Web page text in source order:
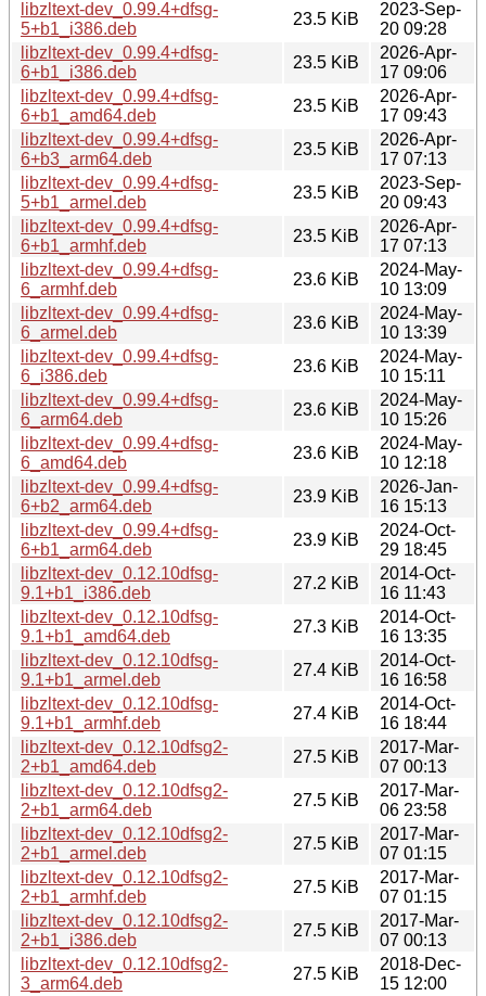
libzltext-dev_0.99.4+dfsg-
5+b1_i386.deb
23.5 KiB
2023-Sep-
20 09:28
libzltext-dev_0.99.4+dfsg-
6+b1_i386.deb
23.5 KiB
2026-Apr-
17 09:06
libzltext-dev_0.99.4+dfsg-
6+b1_amd64.deb
23.5 KiB
2026-Apr-
17 09:43
libzltext-dev_0.99.4+dfsg-
6+b3_arm64.deb
23.5 KiB
2026-Apr-
17 07:13
libzltext-dev_0.99.4+dfsg-
5+b1_armel.deb
23.5 KiB
2023-Sep-
20 09:43
libzltext-dev_0.99.4+dfsg-
6+b1_armhf.deb
23.5 KiB
2026-Apr-
17 07:13
libzltext-dev_0.99.4+dfsg-
6_armhf.deb
23.6 KiB
2024-May-
10 13:09
libzltext-dev_0.99.4+dfsg-
6_armel.deb
23.6 KiB
2024-May-
10 13:39
libzltext-dev_0.99.4+dfsg-
6_i386.deb
23.6 KiB
2024-May-
10 15:11
libzltext-dev_0.99.4+dfsg-
6_arm64.deb
23.6 KiB
2024-May-
10 15:26
libzltext-dev_0.99.4+dfsg-
6_amd64.deb
23.6 KiB
2024-May-
10 12:18
libzltext-dev_0.99.4+dfsg-
6+b2_arm64.deb
23.9 KiB
2026-Jan-
16 15:13
libzltext-dev_0.99.4+dfsg-
6+b1_arm64.deb
23.9 KiB
2024-Oct-
29 18:45
libzltext-dev_0.12.10dfsg-
9.1+b1_i386.deb
27.2 KiB
2014-Oct-
16 11:43
libzltext-dev_0.12.10dfsg-
9.1+b1_amd64.deb
27.3 KiB
2014-Oct-
16 13:35
libzltext-dev_0.12.10dfsg-
9.1+b1_armel.deb
27.4 KiB
2014-Oct-
16 16:58
libzltext-dev_0.12.10dfsg-
9.1+b1_armhf.deb
27.4 KiB
2014-Oct-
16 18:44
libzltext-dev_0.12.10dfsg2-
2+b1_amd64.deb
27.5 KiB
2017-Mar-
07 00:13
libzltext-dev_0.12.10dfsg2-
2+b1_arm64.deb
27.5 KiB
2017-Mar-
06 23:58
libzltext-dev_0.12.10dfsg2-
2+b1_armel.deb
27.5 KiB
2017-Mar-
07 01:15
libzltext-dev_0.12.10dfsg2-
2+b1_armhf.deb
27.5 KiB
2017-Mar-
07 01:15
libzltext-dev_0.12.10dfsg2-
2+b1_i386.deb
27.5 KiB
2017-Mar-
07 00:13
libzltext-dev_0.12.10dfsg2-
3_arm64.deb
27.5 KiB
2018-Dec-
15 12:00